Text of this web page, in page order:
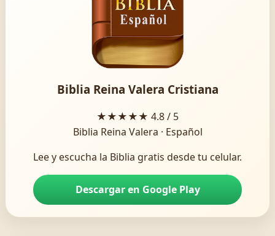
Biblia Reina Valera Cristiana
★★★★★ 4.8 / 5
Biblia Reina Valera · Español
Lee y escucha la Biblia gratis desde tu celular.
Descargar en Google Play